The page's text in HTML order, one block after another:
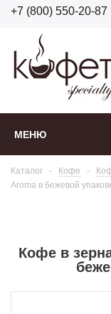
+7 (800) 550-20-87
МЕНЮ
Каталог - Кофе -
Aroma в бежевой
Кофе в